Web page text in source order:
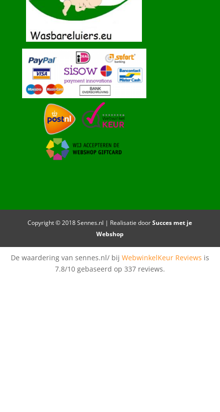
Copyright © 2018 Sennes.nl | Realisatie doorSucces met je
Webshop
De waardering van sennes.nl/ bij WebwinkelKeur Reviews is
7.8/10 gebaseerd op 337 reviews.